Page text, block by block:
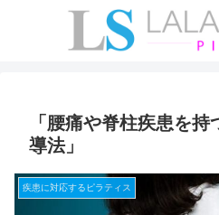
「腰痛や脊柱疾患を
導法」
疾患に対応するピラティス